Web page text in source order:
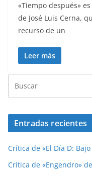
«Tiempo después»
de José Luis Cerna,
recurso de un
Leer más
Entradas recientes
Crítica de «El Día D:
Crítica de «Engendro»